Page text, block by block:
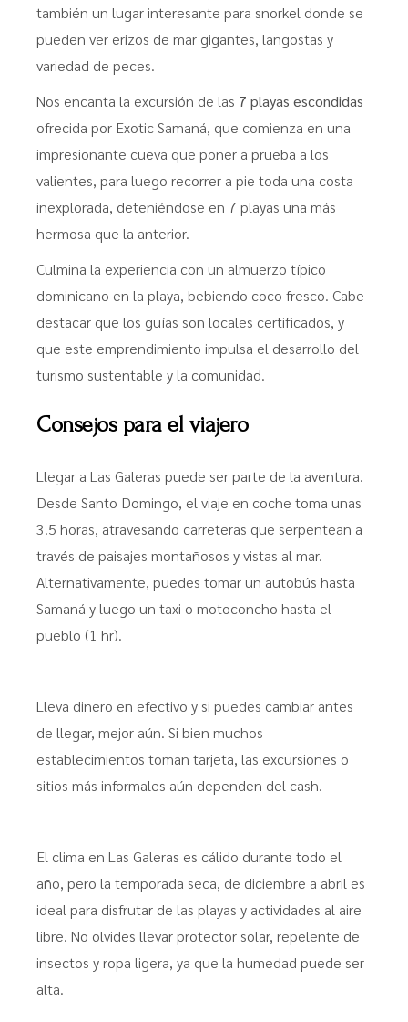
también un lugar interesante para snorkel donde se
pueden ver erizos de mar gigantes, langostas y
variedad de peces.
Nos encanta la excursión de las 7 playas escondidas
ofrecida por Exotic Samaná, que comienza en una
impresionante cueva que poner a prueba a los
valientes, para luego recorrer a pie toda una costa
inexplorada, deteniéndose en 7 playas una más
hermosa que la anterior.
Culmina la experiencia con un almuerzo típico
dominicano en la playa, bebiendo coco fresco. Cabe
destacar que los guías son locales certificados, y
que este emprendimiento impulsa el desarrollo del
turismo sustentable y la comunidad.
Consejos para el viajero
Llegar a Las Galeras puede ser parte de la aventura.
Desde Santo Domingo, el viaje en coche toma unas
3.5 horas, atravesando carreteras que serpentean a
través de paisajes montañosos y vistas al mar.
Alternativamente, puedes tomar un autobús hasta
Samaná y luego un taxi o motoconcho hasta el
pueblo (1 hr).
Lleva dinero en efectivo y si puedes cambiar antes
de llegar, mejor aún. Si bien muchos
establecimientos toman tarjeta, las excursiones o
sitios más informales aún dependen del cash.
El clima en Las Galeras es cálido durante todo el
año, pero la temporada seca, de diciembre a abril es
ideal para disfrutar de las playas y actividades al aire
libre. No olvides llevar protector solar, repelente de
insectos y ropa ligera, ya que la humedad puede ser
alta.